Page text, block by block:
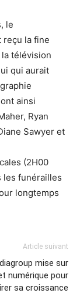
le
reçu la fine
télévision
qui aurait
ainsi
Ryan
Sawyer et
(2H00
les funérailles
longtemps
Article suivant
mise sur
numérique pour
sa croissance